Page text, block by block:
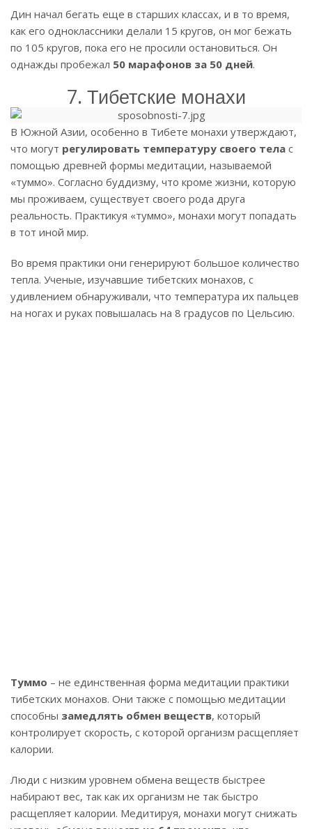
Дин начал бегать еще в старших классах, и в то время,
как его одноклассники делали 15 кругов, он мог бежать
по 105 кругов, пока его не просили остановиться. Он
однажды пробежал 50 марафонов за 50 дней.
7. Тибетские монахи
В Южной Азии, особенно в Тибете монахи утверждают,
что могут регулировать температуру своего тела с
помощью древней формы медитации, называемой
«туммо». Согласно буддизму, что кроме жизни, которую
мы проживаем, существует своего рода друга
реальность. Практикуя «туммо», монахи могут попадать
в тот иной мир.
Во время практики они генерируют большое количество
тепла. Ученые, изучавшие тибетских монахов, с
удивлением обнаруживали, что температура их пальцев
на ногах и руках повышалась на 8 градусов по Цельсию.
Туммо – не единственная форма медитации практики
тибетских монахов. Они также с помощью медитации
способны замедлять обмен веществ, который
контролирует скорость, с которой организм расщепляет
калории.
Люди с низким уровнем обмена веществ быстрее
набирают вес, так как их организм не так быстро
расщепляет калории. Медитируя, монахи могут снижать